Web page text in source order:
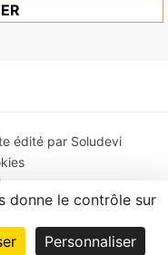
édité par Soludevi
Assistance
donne le contrôle sur
Personnaliser